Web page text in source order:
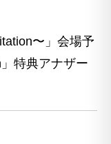
〜」会場予
特典アナザー